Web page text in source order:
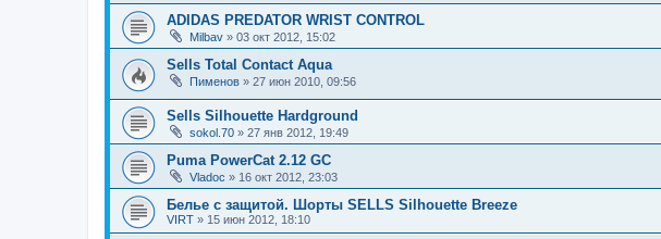
ADIDAS PREDATOR WRIST CONTROL
Milbav » 03 окт 2012, 15:02
Sells Total Contact Aqua
Пименов » 27 июн 2010, 09:56
Sells Silhouette Hardground
sokol.70 » 27 янв 2012, 19:49
Puma PowerCat 2.12 GC
Vladoc » 16 окт 2012, 23:03
Белье с защитой. Шорты SELLS Silhouette Breeze
VIRT » 15 июн 2012, 18:10